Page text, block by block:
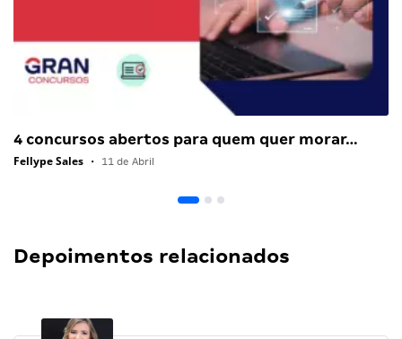
4 concursos abertos para quem quer morar…
Fellype Sales • 11 de Abril
Depoimentos relacionados